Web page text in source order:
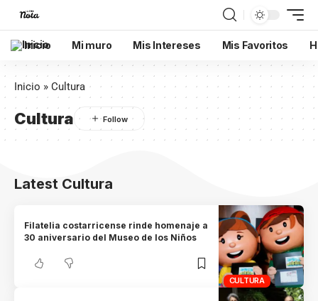
Inicio Mi muro Mis Intereses Mis Favoritos
Inicio » Cultura
Cultura
Latest Cultura
CULTURA
Filatelia costarricense rinde homenaje a
30 aniversario del Museo de los Niños